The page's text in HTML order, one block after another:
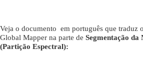
Veja o documento em português que traduz
Global Mapper na parte de Segmentação da
(Partição Espectral):